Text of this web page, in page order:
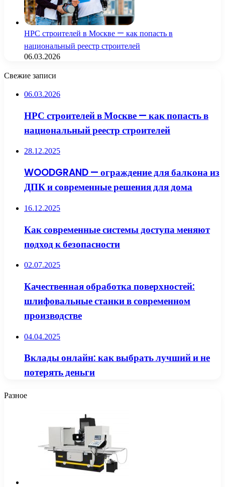
НРС строителей в Москве — как попасть в
национальный реестр строителей
06.03.2026
Свежие записи
06.03.2026
НРС строителей в Москве — как попасть в
национальный реестр строителей
28.12.2025
WOODGRAND — ограждение для балкона из
ДПК и современные решения для дома
16.12.2025
Как современные системы доступа меняют
подход к безопасности
02.07.2025
Качественная обработка поверхностей:
шлифовальные станки в современном
производстве
04.04.2025
Вклады онлайн: как выбрать лучший и не
потерять деньги
Разное